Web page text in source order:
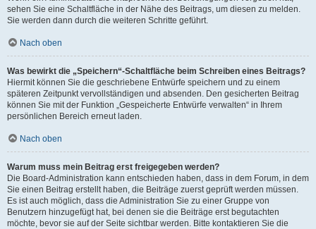
sehen Sie eine Schaltfläche in der Nähe des Beitrags, um diesen zu melden.
Sie werden dann durch die weiteren Schritte geführt.
Nach oben
Was bewirkt die „Speichern“-Schaltfläche beim Schreiben eines Beitrags?
Hiermit können Sie die geschriebene Entwürfe speichern und zu einem
späteren Zeitpunkt vervollständigen und absenden. Den gesicherten Beitrag
können Sie mit der Funktion „Gespeicherte Entwürfe verwalten“ in Ihrem
persönlichen Bereich erneut laden.
Nach oben
Warum muss mein Beitrag erst freigegeben werden?
Die Board-Administration kann entschieden haben, dass in dem Forum, in dem
Sie einen Beitrag erstellt haben, die Beiträge zuerst geprüft werden müssen.
Es ist auch möglich, dass die Administration Sie zu einer Gruppe von
Benutzern hinzugefügt hat, bei denen sie die Beiträge erst begutachten
möchte, bevor sie auf der Seite sichtbar werden. Bitte kontaktieren Sie die